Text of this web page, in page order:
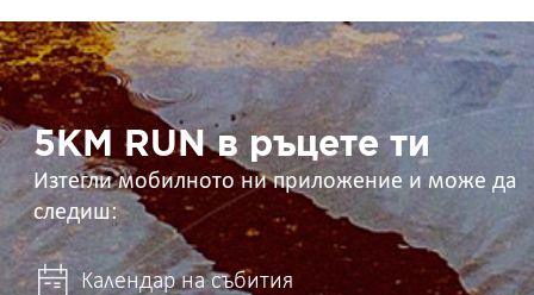
5KM
RUN
в
ръцете
ти 5KM RUN в ръцете ти
Изтегли мобилното ни приложение и може да
следиш:
Календар на събития